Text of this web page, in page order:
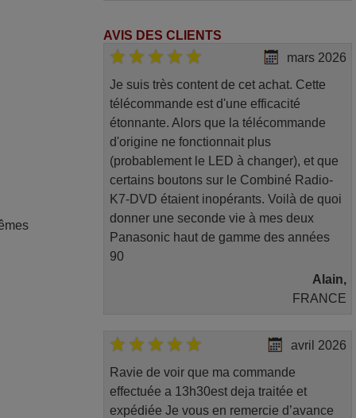
AVIS DES CLIENTS
mars 2026
Je suis très content de cet achat. Cette
télécommande est d'une efficacité
étonnante. Alors que la télécommande
d'origine ne fonctionnait plus
(probablement le LED à changer), et que
certains boutons sur le Combiné Radio-
K7-DVD étaient inopérants. Voilà de quoi
donner une seconde vie à mes deux
Panasonic haut de gamme des années
90
Alain,
FRANCE
avril 2026
Ravie de voir que ma commande
effectuée a 13h30est deja traitée et
expédiée Je vous en remercie d’avance